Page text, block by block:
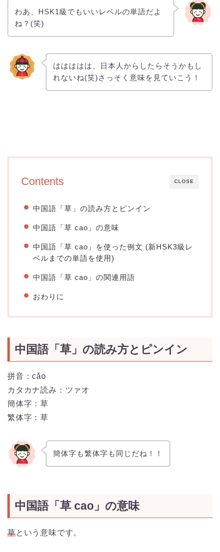
わあ、HSK1級でもいいレベルの単語だよ
ね？(笑)
ははははは、日本人からしたらそうかもし
れないね(笑)さっそく意味を見ていこう！
CLOSE
Contents
中国語「草」の読み方とピンイン
中国語「草 cao」の意味
中国語「草 cao」を使った例文 (新HSK3級レ
ベルまでの単語を使用)
中国語「草 cao」の関連用語
おわりに
中国語「草」の読み方とピンイン
拼音：cǎo
カタカナ読み：ツァオ
簡体字：草
繁体字：草
簡体字も繁体字も同じだね！！
中国語「草 cao」の意味
草という意味です。